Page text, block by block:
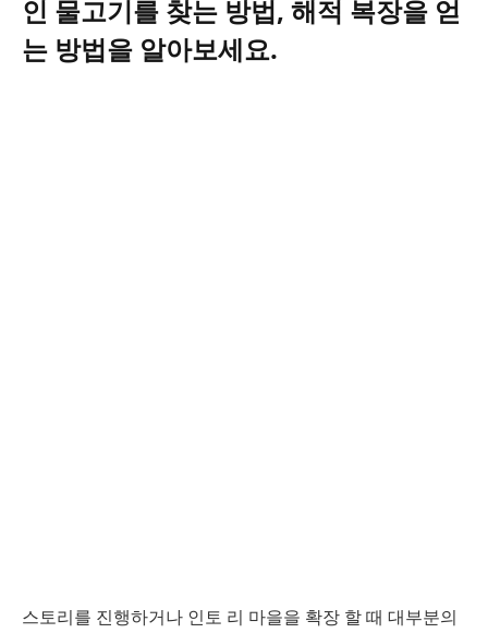
인 물고기를 찾는 방법, 해적 복장을 얻
는 방법을 알아보세요.
스토리를 진행하거나 인토 리 마을을 확장 할 때 대부분의